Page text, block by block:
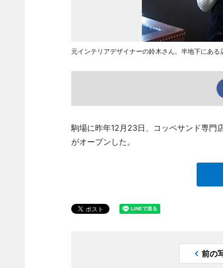
元インテリアデザイナーの鈴木さん。半地下にある
駒場に昨年12月23日、コッペサンド専
がオープンした。
前の